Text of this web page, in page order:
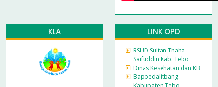
KLA LINK OPD
RSUD Sultan Thaha
Saifuddin Kab. Tebo
Dinas Kesehatan dan KB
Bappedalitbang